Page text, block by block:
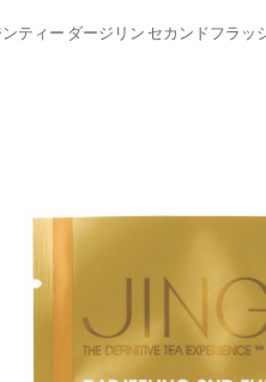
ンティー ダージリン セカンドフラッ